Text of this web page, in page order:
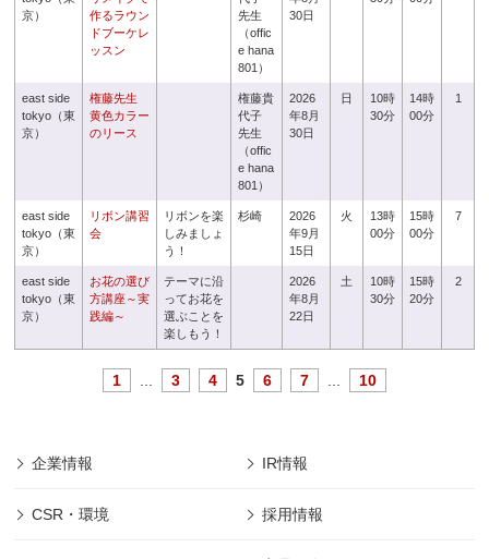
京）
作るラウン
ドブーケレ
ッスン
先生
（offic
e hana
801）
30日
east side
tokyo（東
京）
権藤先生
黄色カラー
のリース
権藤貴
代子
先生
（offic
e hana
801）
2026
年8月
30日
日
10時
30分
14時
00分
1
east side
tokyo（東
京）
リボン講習
会
リボンを楽
しみましょ
う！
杉崎
2026
年9月
15日
火
13時
00分
15時
00分
7
east side
tokyo（東
京）
お花の選び
方講座～実
践編～
テーマに沿
ってお花を
選ぶことを
楽しもう！
2026
年8月
22日
土
10時
30分
15時
20分
2
1 3 4 5 6 7 10
企業情報 IR情報
CSR・環境 採用情報